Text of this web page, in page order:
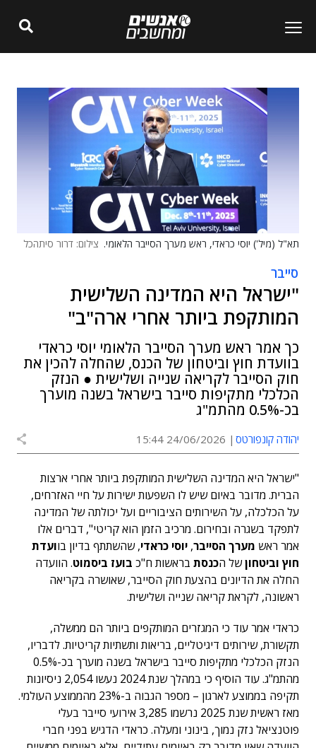
תא"ל (מיל') יוסי כראדי, ראש מערך הסייבר הלאומי. צילום: דרור סיתהכל
סייבר
"ישראל היא המדינה השלישית
המותקפת ביותר אחרי ארה"ב"
כך אמר ראש מערך הסייבר הלאומי יוסי כראדי
בוועדת חוץ וביטחון של הכנס, שהחלה להכין את
חוק הסייבר לקריאה שנייה ושלישית ● הנזק
הכלכלי מתקיפות סייבר בישראל בשנה מוערך
בכ-0.5% מהתמ"ג
יהודה קונפורטס 24/06/2026 15:44
"ישראל היא המדינה השלישית המותקפת ביותר אחרי ארצות
הברית. מדובר באיום שיש לו השפעות ישירות על חיי האזרחים,
על הכלכלה, על השירותים הציבוריים ועל יכולתה של המדינה
לתפקד בשגרה ובחירום. מרכיב הזמן הוא קריטי", דברים אלו
אמר ראש מערך הסייבר, יוסי כראדי, שהשתתף בדיון בוועדת
חוץ וביטחוןשל הכנסת בראשות ח"כ בועז ביסמוט. הוועדה
החלה את הדיונים בהצעת חוק הסייבר, שאושרה בקריאה
ראשונה, לקראת קריאה שנייה ושלישית.
כראדי אמר עוד כי המגזרים המותקפים ביותר הם ממשלה,
תקשורת, שירותים דיגיטליים, בריאות ותשתיות קריטיות. לדבריו,
הנזק הכלכלי מתקיפות סייבר בישראל בשנה מוערך בכ-0.5%
מהתמ"ג. עוד הוסיף כי במהלך שנת 2024 נעשו 2,054 ניסיונות
תקיפה בממוצע לארגון – מספר הגבוה ב-23% מהממוצע העולמי.
מאז ראשית שנת 2025 נרשמו 3,285 אירועי סייבר בעלי
פוטנציאל נזק נמוך, בינוני ומעלה. כראדי הדגיש בפני חברי